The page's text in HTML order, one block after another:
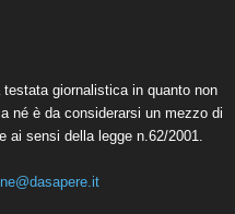
giornalistica in quanto non
né è da considerarsi un mezzo di
ai sensi della legge n.62/2001.